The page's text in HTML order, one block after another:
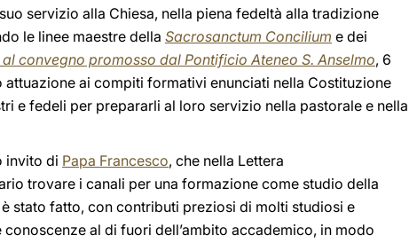
servizio alla Chiesa, nella piena fedeltà alla tradizione
le linee maestre della Sacrosanctum Concilium e dei
convegno promosso dal Pontificio Ateneo S. Anselmo, 6
attuazione ai compiti formativi enunciati nella Costituzione
e fedeli per prepararli al loro servizio nella pastorale e nella
invito di Papa Francesco, che nella Lettera
trovare i canali per una formazione come studio della
stato fatto, con contributi preziosi di molti studiosi e
al di fuori dell’ambito accademico, in modo